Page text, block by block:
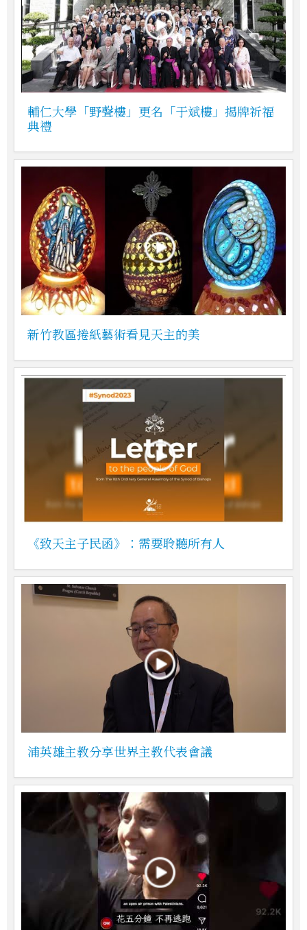
輔仁大學「野聲樓」更名「于斌樓」揭牌祈福
典禮
新竹教區捲紙藝術看見天主的美
《致天主子民函》：需要聆聽所有人
浦英雄主教分享世界主教代表會議